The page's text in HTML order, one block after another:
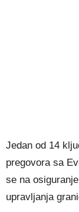
Jedan od 14
pregovora sa
se na
upravljanja